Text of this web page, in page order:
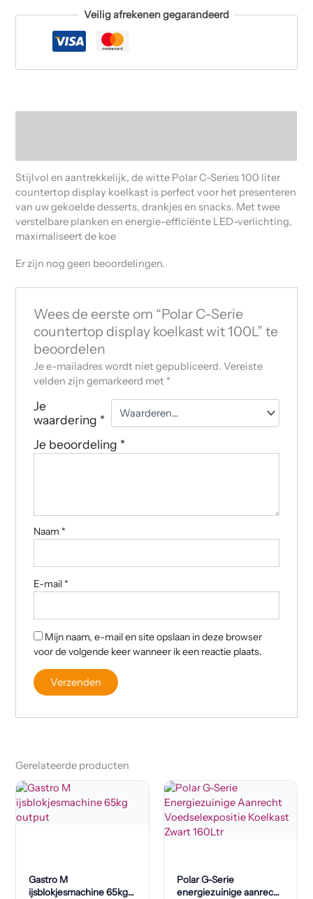
Veilig afrekenen gegarandeerd
Stijlvol en aantrekkelijk, de witte Polar C-Series 100 liter
countertop display koelkast is perfect voor het presenteren
van uw gekoelde desserts, drankjes en snacks. Met twee
verstelbare planken en energie-efficiënte LED-verlichting,
maximaliseert de koe
Er zijn nog geen beoordelingen.
Wees de eerste om “Polar C-Serie
countertop display koelkast wit 100L” te
beoordelen
Je e-mailadres wordt niet gepubliceerd. Vereiste
velden zijn gemarkeerd met *
Je
waardering *
Je beoordeling *
Naam *
E-mail *
Mijn naam, e-mail en site opslaan in deze browser
voor de volgende keer wanneer ik een reactie plaats.
Gerelateerde producten
Gastro M
ijsblokjesmachine 65kg
Polar G-Serie
energiezuinige aanrecht